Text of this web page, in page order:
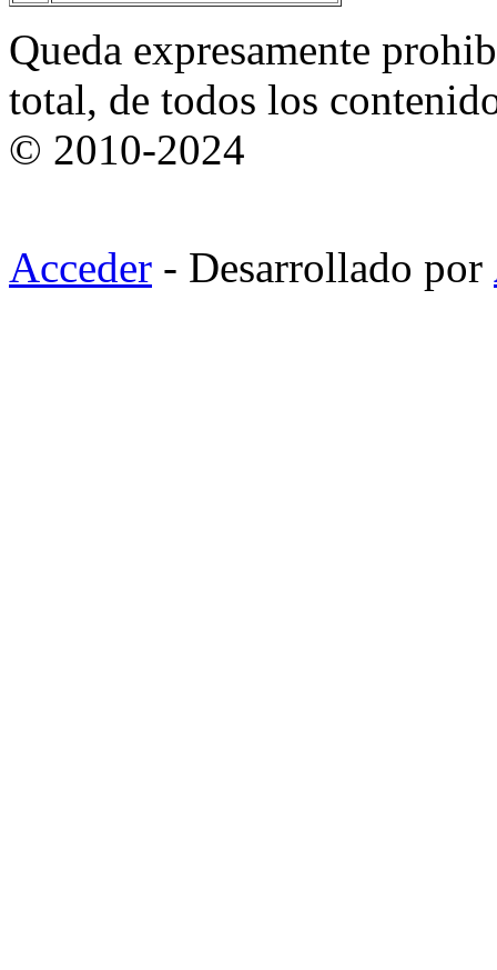
Queda expresamente
total, de todos los
© 2010-2024
Acceder - Desarrollado por